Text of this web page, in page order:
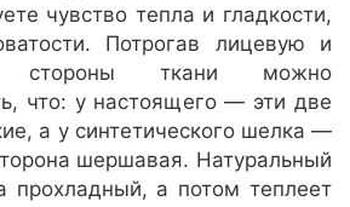
чувство тепла и гладкости,
Потрогав лицевую и
стороны ткани можно
что: у настоящего — эти две
а у синтетического шелка —
шершавая. Натуральный
прохладный, а потом теплеет